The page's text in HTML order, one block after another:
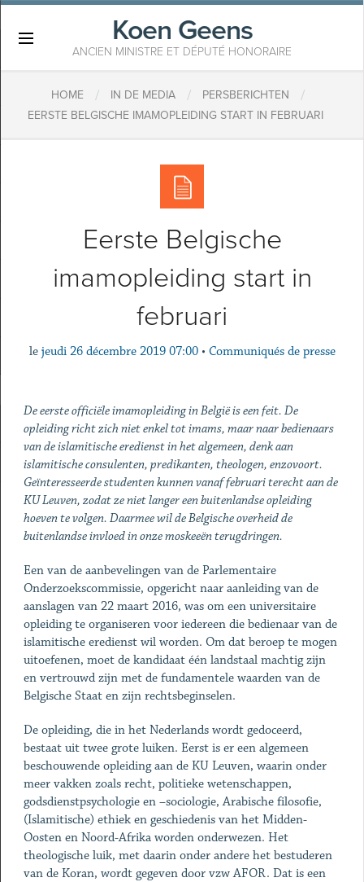
Koen Geens
ANCIEN MINISTRE ET DÉPUTÉ HONORAIRE
HOME / IN DE MEDIA / PERSBERICHTEN /
EERSTE BELGISCHE IMAMOPLEIDING START IN FEBRUARI
Eerste Belgische
imamopleiding start in
februari
le jeudi 26 décembre 2019 07:00 • Communiqués de presse
De eerste officiële imamopleiding in België is een feit. De
opleiding richt zich niet enkel tot imams, maar naar bedienaars
van de islamitische eredienst in het algemeen, denk aan
islamitische consulenten, predikanten, theologen, enzovoort.
Geïnteresseerde studenten kunnen vanaf februari terecht aan de
KU Leuven, zodat ze niet langer een buitenlandse opleiding
hoeven te volgen. Daarmee wil de Belgische overheid de
buitenlandse invloed in onze moskeeën terugdringen.
Een van de aanbevelingen van de Parlementaire
Onderzoekscommissie, opgericht naar aanleiding van de
aanslagen van 22 maart 2016, was om een universitaire
opleiding te organiseren voor iedereen die bedienaar van de
islamitische eredienst wil worden. Om dat beroep te mogen
uitoefenen, moet de kandidaat één landstaal machtig zijn
en vertrouwd zijn met de fundamentele waarden van de
Belgische Staat en zijn rechtsbeginselen.
De opleiding, die in het Nederlands wordt gedoceerd,
bestaat uit twee grote luiken. Eerst is er een algemeen
beschouwende opleiding aan de KU Leuven, waarin onder
meer vakken zoals recht, politieke wetenschappen,
godsdienstpsychologie en –sociologie, Arabische filosofie,
(Islamitische) ethiek en geschiedenis van het Midden-
Oosten en Noord-Afrika worden onderwezen. Het
theologische luik, met daarin onder andere het bestuderen
van de Koran, wordt gegeven door vzw AFOR. Dat is een